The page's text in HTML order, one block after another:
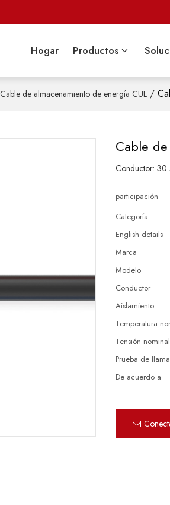
Hogar Productos
Cable de almacenamiento de energía CUL /
Cable
Conductor:
participación
Categoría
English details
Marca
Modelo
Conductor
Aislamiento
Temperatura
Tensión nominal
Prueba de llama
De acuerdo a